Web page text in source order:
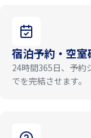
宿泊予約・空室
24時間365日、予約
でを完結させます。